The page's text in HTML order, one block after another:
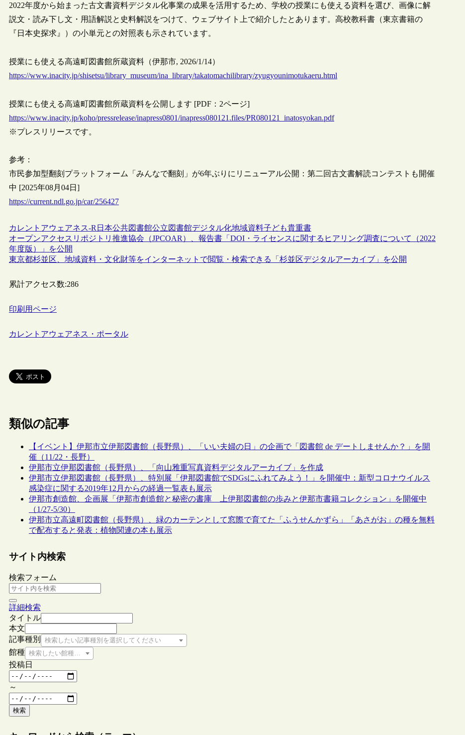
2022年度から始まった古文書資料デジタル化事業の成果を活用するため、学校の授業にも使える資料を選び、画像に解
説文・読み下し文・用語解説と史料解説をつけて、ウェブサイト上で紹介したとあります。高校教科書（東京書籍の
『日本史探求』）の小単元との対照表も示されています。
授業にも使える高遠町図書館所蔵資料（伊那市, 2026/1/14）
https://www.inacity.jp/shisetsu/library_museum/ina_library/takatomachilibrary/zyugyounimotukaeru.html
授業にも使える高遠町図書館所蔵資料を公開します [PDF：2ページ]
https://www.inacity.jp/koho/pressrelease/inapress0801/inapress080121.files/PR080121_inatosyokan.pdf
※プレスリリースです。
参考：
市民参加型翻刻プラットフォーム「みんなで翻刻」が6年ぶりにリニューアル公開：第二回古文書解読コンテストも開催
中 [2025年08月04日]
https://current.ndl.go.jp/car/256427
カレントアウェアネス-R 日本公共図書館公立図書館デジタル化地域資料子ども貴重書
オープンアクセスリポジトリ推進協会（JPCOAR）、報告書「DOI・ライセンスに関するヒアリング調査について（2022
年度版）」を公開
東京都杉並区、地域資料・文化財等をインターネットで閲覧・検索できる「杉並区デジタルアーカイブ」を公開
累計アクセス数:286
印刷用ページ
カレントアウェアネス・ポータル
類似の記事
【イベント】伊那市立伊那図書館（長野県）、「いい夫婦の日」の企画で「図書館 de デートしませんか？」を開
催（11/22・長野）
伊那市立伊那図書館（長野県）、「向山雅重写真資料デジタルアーカイブ」を作成
伊那市立伊那図書館（長野県）、特別展「伊那図書館でSDGsにふれてみよう！」を開催中：新型コロナウイルス
感染症に関する2019年12月からの経過一覧表も展示
伊那市創造館、企画展「伊那市創造館と秘密の書庫 上伊那図書館の歩みと伊那市書籍コレクション」を開催中
（1/27-5/30）
伊那市立高遠町図書館（長野県）、緑のカーテンとして窓際で育てた「ふうせんかずら」「あさがお」の種を無料
で配布すると発表：植物関連の本も展示
サイト内検索
検索フォーム
詳細検索
タイトル
本文
記事種別
検索したい記事種別を選択してください
館種 検索したい館種を選択してください
投稿日
～
検索